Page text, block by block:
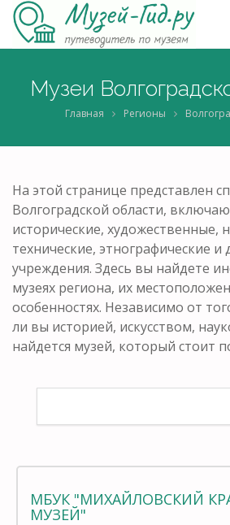
Музеи
Главная Регионы
На этой странице представлен
Волгоградской области,
исторические, художественные,
технические, этнографические и
учреждения. Здесь вы найдете
музеях региона, их
особенностях. Независимо от
ли вы историей, искусством,
найдется музей, который стоит
МБУК "МИХАЙЛОВСКИЙ
МУЗЕЙ"